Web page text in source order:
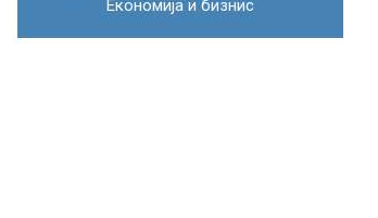
Економија и бизнис